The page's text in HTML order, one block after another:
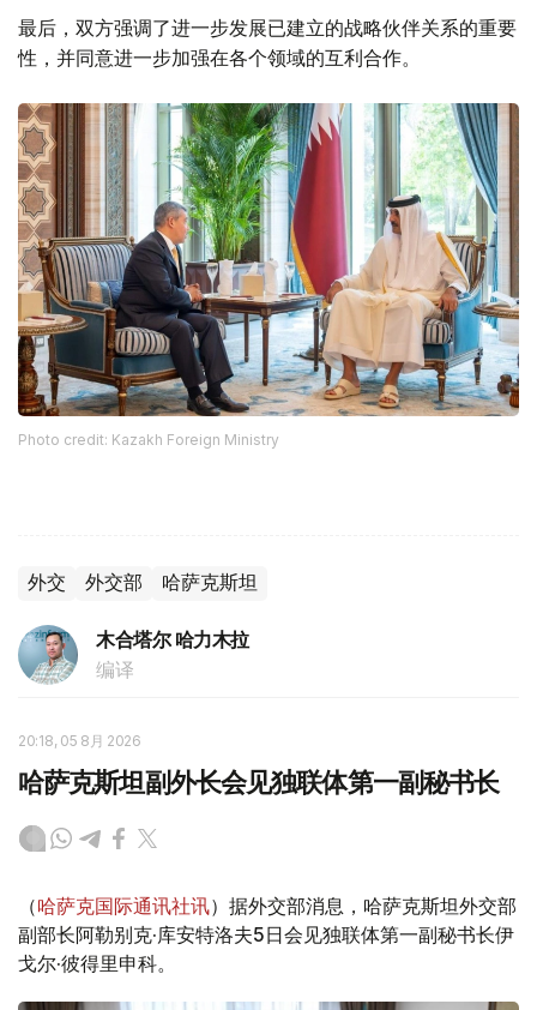
最后，双方强调了进一步发展已建立的战略伙伴关系的重要
性，并同意进一步加强在各个领域的互利合作。
Photo credit: Kazakh Foreign Ministry
外交 外交部 哈萨克斯坦
木合塔尔 哈力木拉
编译
20:18, 05 8月 2026
哈萨克斯坦副外长会见独联体第一副秘书长
（哈萨克国际通讯社讯）据外交部消息，哈萨克斯坦外交部
副部长阿勒别克·库安特洛夫5日会见独联体第一副秘书长伊
戈尔·彼得里申科。